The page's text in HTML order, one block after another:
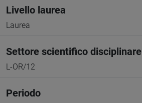
Livello laurea
Laurea
Settore scientifico disciplinare
L-OR/12
Periodo